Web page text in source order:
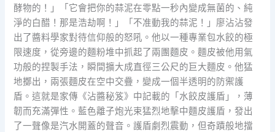
酵物的！」「它會把你的蒜泥在零點一秒內變成無菌的、純
淨的白醋！那是浩劫啊！」「不准動我的蒜泥！」廖沾沾發
出了醬料學家對待信仰般的怒吼。他以一種專業包水餃的極
限速度，從旁邊的麵粉堆中抓起了兩團麵皮。麵皮被他用氣
功般的捏製手法，瞬間擴大成直徑三公尺的巨大麵皮。他猛
地擲出，兩張麵皮在空中交疊，變成一個半透明的防禦護
盾。這就是家傳《沾醬秘笈》中記載的「水餃皮護盾」，薄
韌而充滿彈性。藍色離子炮光束猛烈地擊中麵皮護盾，發出
了一聲像是汽水開蓋的聲音。護盾劇烈震動，但奇蹟般地擋